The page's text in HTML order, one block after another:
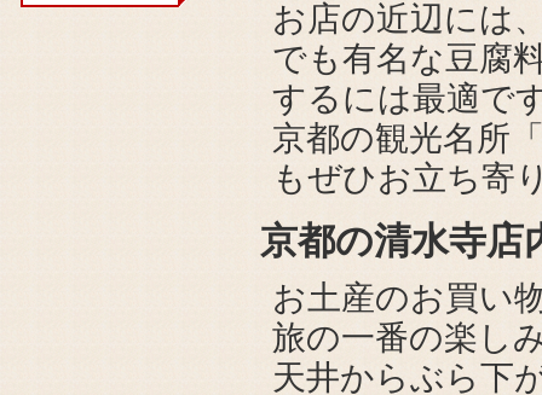
お店の近辺には
でも有名な豆腐
するには最適で
京都の観光名所
もぜひお立ち寄
京都の清水寺店
お土産のお買い
旅の一番の楽し
天井からぶら下